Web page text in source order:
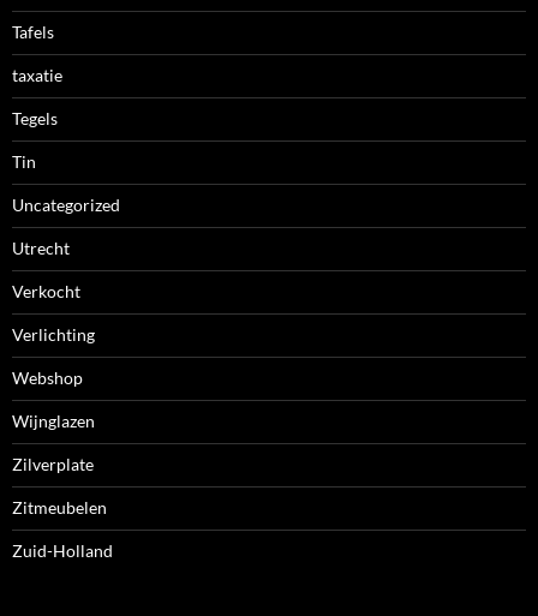
Tafels
taxatie
Tegels
Tin
Uncategorized
Utrecht
Verkocht
Verlichting
Webshop
Wijnglazen
Zilverplate
Zitmeubelen
Zuid-Holland